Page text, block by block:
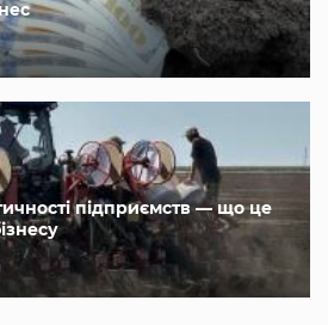
підприємств — що це